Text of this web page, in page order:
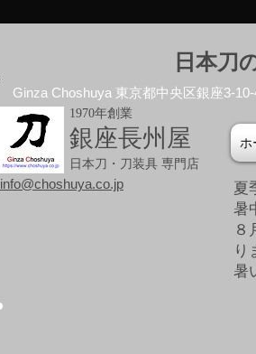
日本刀
Ginza Choshuya 東京都中央区銀座3-
1970年創業
銀座長州屋
日本刀・刀装具 専門店
ホ
info@choshuya.co.jp
夏
暑
８
り
暑